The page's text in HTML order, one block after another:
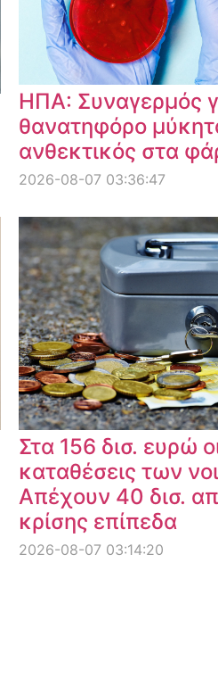
ΗΠΑ: Συναγερμός
θανατηφόρο
ανθεκτικός στα
2026-08-07 03:36:47
Στα 156 δισ. ευρώ
καταθέσεις των
Απέχουν 40 δισ.
κρίσης επίπεδα
2026-08-07 03:14:20